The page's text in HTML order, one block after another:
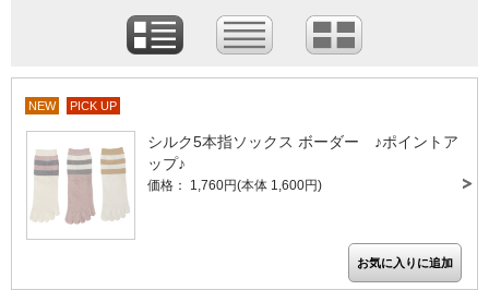
NEW PICK UP
シルク5本指ソックス ボーダー ♪ポイントア
ップ♪
価格： 1,760円(本体 1,600円)